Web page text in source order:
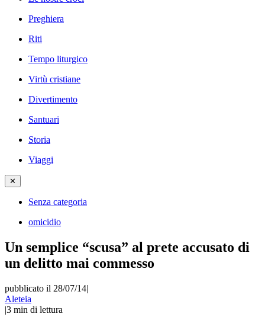
Preghiera
Riti
Tempo liturgico
Virtù cristiane
Divertimento
Santuari
Storia
Viaggi
✕
Senza categoria
omicidio
Un semplice “scusa” al prete accusato di
un delitto mai commesso
pubblicato il 28/07/14|
Aleteia
|3 min di lettura